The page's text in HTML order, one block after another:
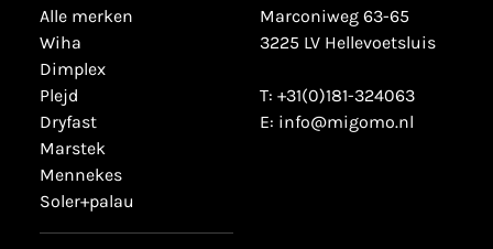
alle merken
wiha
dimplex
plejd
dryfast
marstek
mennekes
soler+palau
Marconiweg 63-65
3225 LV Hellevoetsluis
T: +31(0)181-324063
E: info@migomo.nl